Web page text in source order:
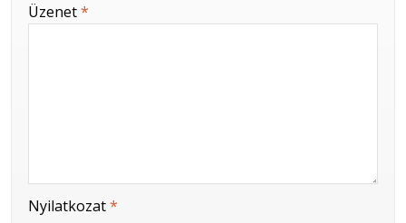
-
Üzenet*
Nyilatkozat*